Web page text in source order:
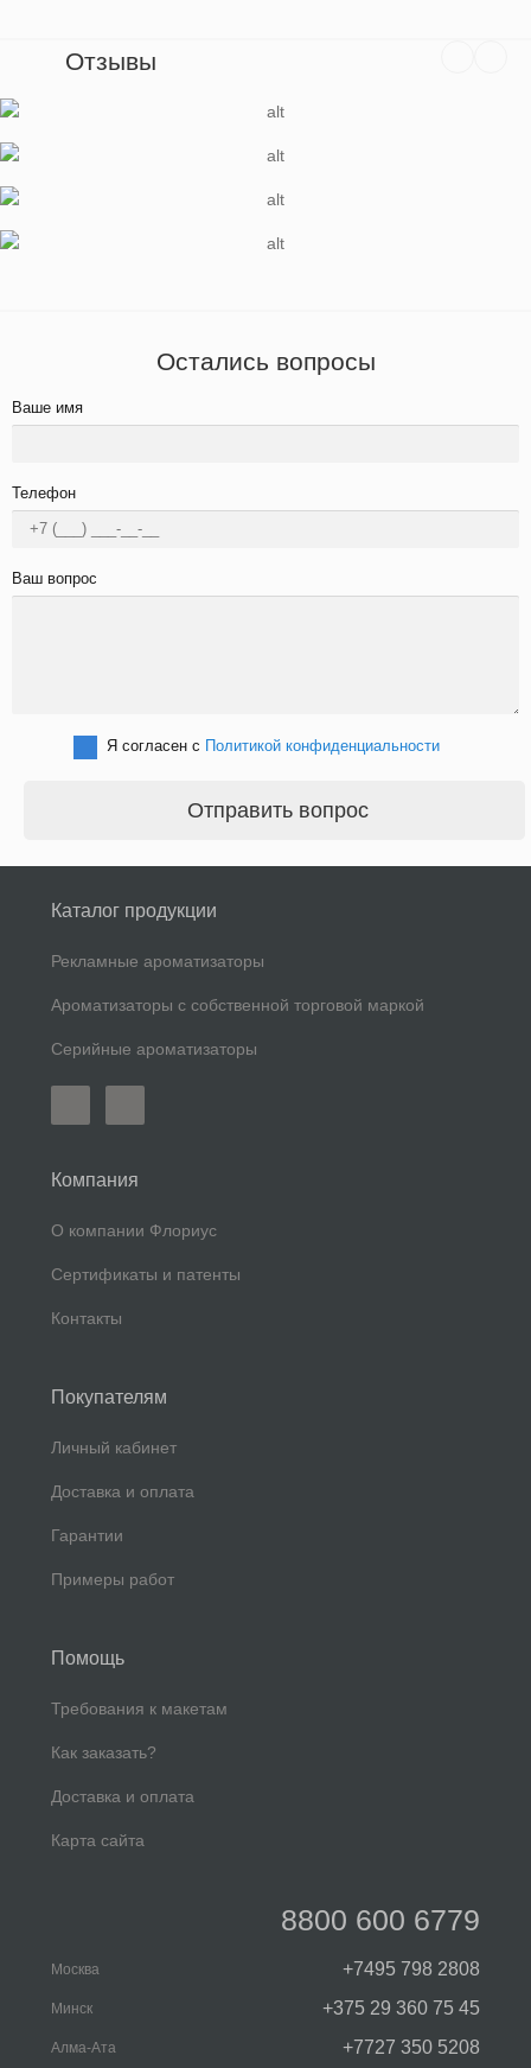
Отзывы
Остались вопросы
Ваше имя
Телефон
Ваш вопрос
Я согласен с Политикой конфиденциальности
Отправить вопрос
Каталог продукции
Рекламные ароматизаторы
Ароматизаторы с собственной торговой маркой
Серийные ароматизаторы
Компания
О компании Флориус
Сертификаты и патенты
Контакты
Покупателям
Личный кабинет
Доставка и оплата
Гарантии
Примеры работ
Помощь
Требования к макетам
Как заказать?
Доставка и оплата
Карта сайта
8800 600 6779
Москва +7495 798 2808
Минск +375 29 360 75 45
Алма-Ата +7727 350 5208